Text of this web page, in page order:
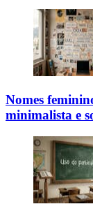
Nomes
minimalista e